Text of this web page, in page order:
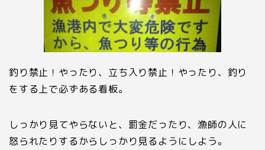
釣り禁止！やったり、立ち入り禁止！やったり、釣り
をする上で必ずある看板。
しっかり見てやらないと、罰金だったり、漁師の人に
怒られたりするからしっかり見るようにしよう。